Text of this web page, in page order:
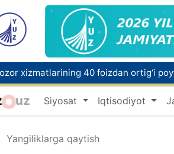
tanigan O‘zbekiston!”
uz Siyosat Iqtisodiyot
Yangiliklarga qaytish